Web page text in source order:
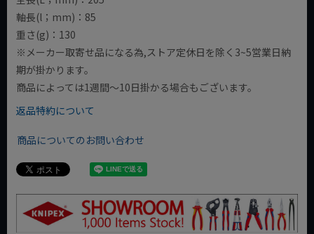
軸長(l；mm)：85
重さ(g)：130
※メーカー取寄せ品になる為,ストア定休日を除く3~5営業日納
期が掛かります。
商品によっては1週間～10日掛かる場合もございます。
返品特約について
商品についてのお問い合わせ